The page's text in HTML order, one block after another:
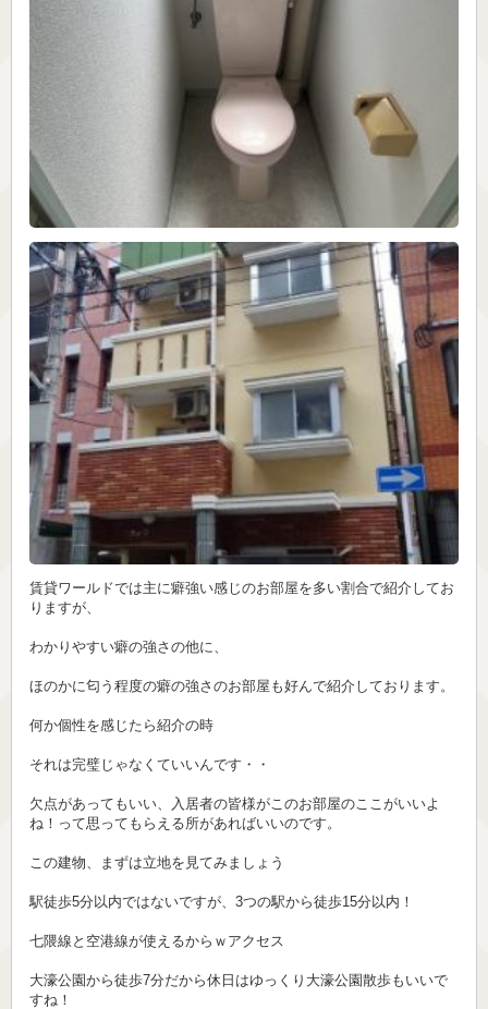
賃貸ワールドでは主に癖強い感じのお部屋を多い割合で紹介してお
りますが、
わかりやすい癖の強さの他に、
ほのかに匂う程度の癖の強さのお部屋も好んで紹介しております。
何か個性を感じたら紹介の時
それは完璧じゃなくていいんです・・
欠点があってもいい、入居者の皆様がこのお部屋のここがいいよ
ね！って思ってもらえる所があればいいのです。
この建物、まずは立地を見てみましょう
駅徒歩5分以内ではないですが、3つの駅から徒歩15分以内！
七隈線と空港線が使えるからｗアクセス
大濠公園から徒歩7分だから休日はゆっくり大濠公園散歩もいいで
すね！